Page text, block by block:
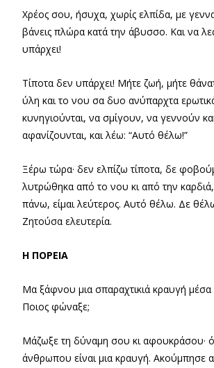
Χρέος σου, ήσυχα, χωρίς ελπίδα, με
βάνεις πλώρα κατά την άβυσσο. Και να
υπάρχει!
Τίποτα δεν υπάρχει! Μήτε ζωή, μήτε
ύλη και το νου σα δυο ανύπαρχτα
κυνηγιούνται, να σμίγουν, να γεννούν
αφανίζουνται, και λέω: “Αυτό θέλω!”
Ξέρω τώρα· δεν ελπίζω τίποτα, δε
λυτρώθηκα από το νου κι από την
πάνω, είμαι λεύτερος. Αυτό θέλω. Δε
Ζητούσα ελευτερία.
Η ΠΟΡΕΙΑ
Μα ξάφνου μια σπαραχτικιά κραυγή μέσα
Ποιος φώναξε;
Μάζωξε τη δύναμη σου κι αφουκράσου·
άνθρωπου είναι μια κραυγή. Ακούμπησε